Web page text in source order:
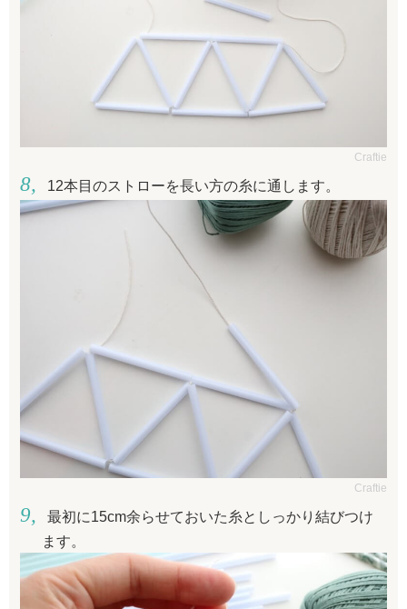
Craftie
12本目のストローを長い方の糸に通します。
Craftie
最初に15cm余らせておいた糸としっかり結びつけ
ます。